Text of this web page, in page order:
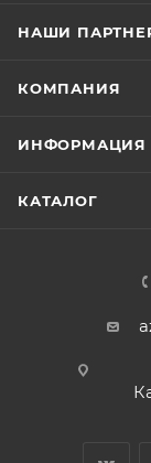
НАШИ
КОМПАНИЯ
ИНФОРМАЦИЯ
КАТАЛОГ